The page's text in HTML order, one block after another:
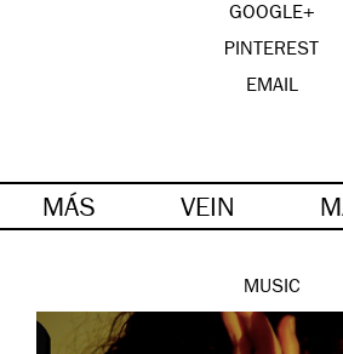
GOOGLE+
PINTEREST
EMAIL
MÁS VEIN
MUSIC